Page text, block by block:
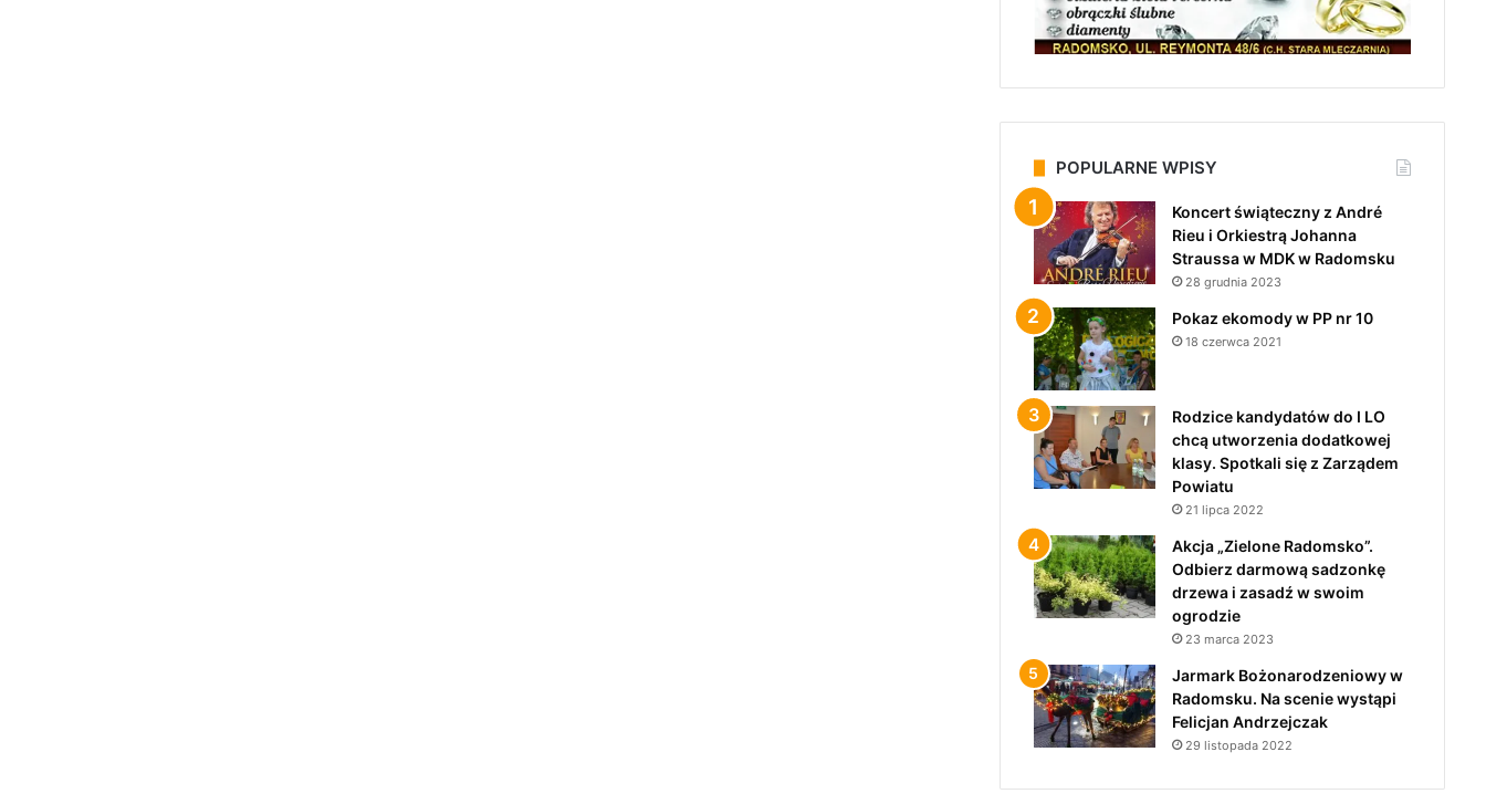
POPULARNE WPISY
Koncert świąteczny z André
Rieu i Orkiestrą Johanna
Straussa w MDK w Radomsku
28 grudnia 2023
Pokaz ekomody w PP nr 10
18 czerwca 2021
Rodzice kandydatów do I LO
chcą utworzenia dodatkowej
klasy. Spotkali się z Zarządem
Powiatu
21 lipca 2022
Akcja „Zielone Radomsko”.
Odbierz darmową sadzonkę
drzewa i zasadź w swoim
ogrodzie
23 marca 2023
Jarmark Bożonarodzeniowy w
Radomsku. Na scenie wystąpi
Felicjan Andrzejczak
29 listopada 2022